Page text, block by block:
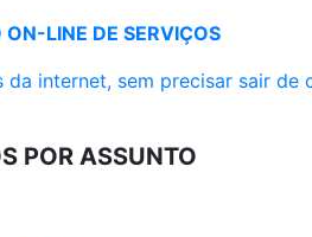
LINE DE SERVIÇOS
internet, sem precisar sair de
POR ASSUNTO